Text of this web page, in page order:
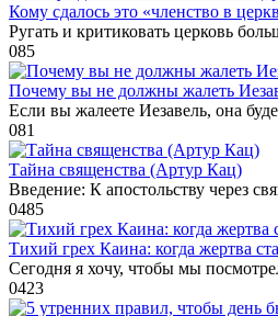
Кому сдалось это «членство в
Ругать и критиковать церковь
085
Почему вы не должны жалеть
Если вы жалеете Иезавель, она
081
Тайна священства (Артур Кац)
Введение: К апостольству через
0485
Тихий грех Каина: когда жертва
Сегодня я хочу, чтобы мы
0423